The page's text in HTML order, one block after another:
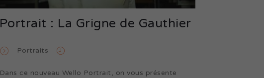
Portrait : La Grigne de Gauthier
Portraits
Dans ce nouveau Wello Portrait, on vous présente